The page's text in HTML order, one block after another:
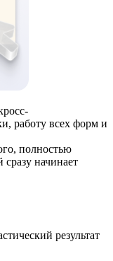
работу всех форм и
полностью
начинает